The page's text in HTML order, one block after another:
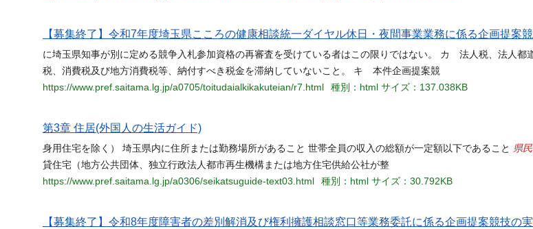
【募集終了】令和7年度埼玉県こころの健康相談統一ダイヤル休日・夜間事業業務に係る企画提案
に埼玉県知事が別に定める競争入札参加資格の再審査を受けている者はこの限りではない。 カ 法人税、法人都
税、消費税及び地方消費税等、納付すべき税金を滞納していないこと。 キ 本件企画提案競
https://www.pref.saitama.lg.jp/a0705/toitudaialkikakuteian/r7.html
種別：html サイズ：137.038KB
第3章 住居(外国人の生活ガイド)
身用住宅を除く） 埼玉県内に住所または勤務場所があること 世帯全員の収入の総額が一定額以下であること 県
貸住宅（地方公共団体、独立行政法人都市再生機構または地方住宅供給公社が整
https://www.pref.saitama.lg.jp/a0306/seikatsuguide-text03.html
種別：html サイズ：30.792KB
【募集終了】令和8年度障害者の差別解消及び権利擁護相談窓口等業務委託に係る企画提案競技の